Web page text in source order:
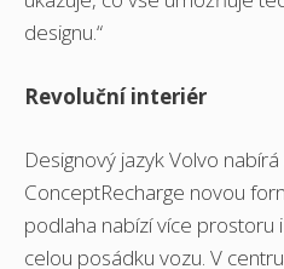
designu.“
Revoluční interiér
Designový jazyk Volvo
ConceptRecharge novou
podlaha nabízí více prostoru
celou posádku vozu. V